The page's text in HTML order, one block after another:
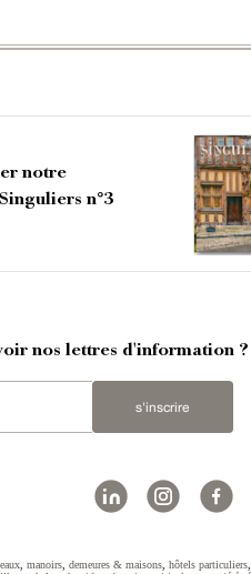
notre
n°3
nos lettres d'information ?
s'inscrire
, manoirs, demeures & maisons, hôtels particuliers,